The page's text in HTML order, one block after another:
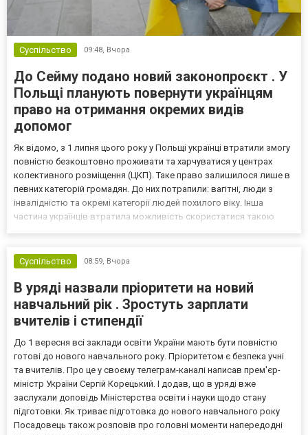
Суспільство 09:48, Вчора
До Сейму подано новий законопроєкт . У
Польщі планують повернути українцям
право на отримання окремих видів
допомог
Як відомо, з 1 липня цього року у Польщі українці втратили змогу
повністю безкоштовно проживати та харчуватися у центрах
колективного розміщення (ЦКП). Таке право залишилося лише в
певних категорій громадян. До них потрапили: вагітні, люди з
інвалідністю та окремі категорії людей похилого віку. Інша
частина українців втратила можливість скористатися такою
Суспільство
08:59, Вчора
В уряді назвали пріоритети на новий
навчальний рік . Зростуть зарплати
вчителів і стипендії
До 1 вересня всі заклади освіти України мають бути повністю
готові до нового навчального року. Пріоритетом є безпека учні
та вчителів. Про це у своєму телеграм-каналі написав прем'єр-
міністр України Сергій Корецький. І додав, що в уряді вже
заслухали доповідь Міністерства освіти і науки щодо стану
підготовки. Як триває підготовка до нового навчального року
Посадовець також розповів про головні моменти напередодні